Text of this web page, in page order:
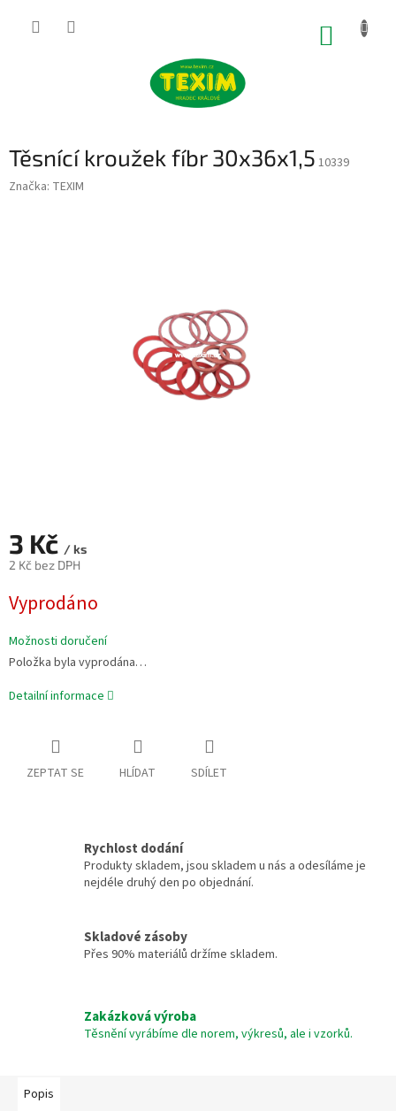
Těsnící kroužek fíbr 30x36x1,5 10339
Značka: TEXIM
3 Kč / ks
2 Kč bez DPH
cena:
Vyprodáno
Možnosti doručení
Položka byla vyprodána…
Detailní informace
ZEPTAT SE HLÍDAT SDÍLET
Rychlost dodání
Produkty skladem, jsou skladem u nás a odesíláme je
nejdéle druhý den po objednání.
Skladové zásoby
Přes 90% materiálů držíme skladem.
Zakázková výroba
Těsnění vyrábíme dle norem, výkresů, ale i vzorků.
Popis